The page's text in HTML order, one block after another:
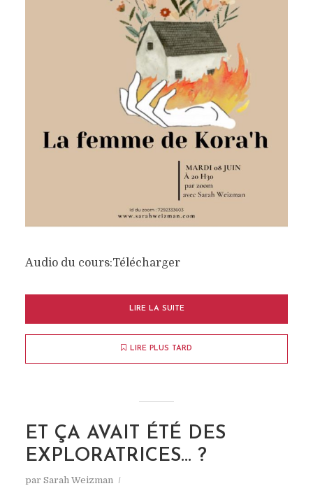
Audio du cours:Télécharger
LIRE LA SUITE
LIRE PLUS TARD
ET ÇA AVAIT ÉTÉ DES
EXPLORATRICES… ?
par Sarah Weizman